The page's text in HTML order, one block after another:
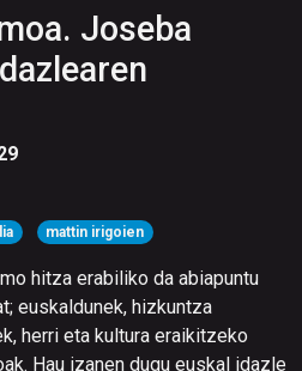
Joseba
mattin irigoien
hitza erabiliko da abiapuntu
euskaldunek, hizkuntza
herri eta kultura eraikitzeko
Hau izanen dugu euskal idazle